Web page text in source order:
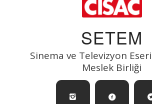
SETEM
Sinema ve Televizyon
Meslek Birliği